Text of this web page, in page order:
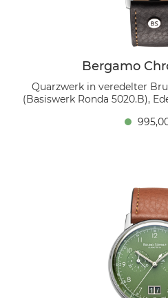
Bergamo
Quarzwerk in veredelter
(Basiswerk Ronda 5020.B),
gewölbtes Saphirglas
platzierte Großdatum bei 6
Stabzeiger für ein
Komplexität klar und edel
Bio-Lederband ergänzt